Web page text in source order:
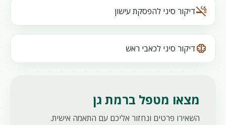
smoke_freeדיקור סיני להפסקת עישון
neurologyדיקור סיני לכאבי ראש
מצאו מטפל ברמת גן
השאירו פרטים ונחזור אליכם עם התאמה אישית.